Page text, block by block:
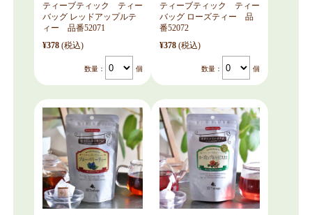
ティーブティック ティー
バッグ レッドアップルテ
ィー 品番52071
¥378 (税込)
数量： 個
ティーブティック ティー
バッグ ローズティー 品
番52072
¥378 (税込)
数量： 個